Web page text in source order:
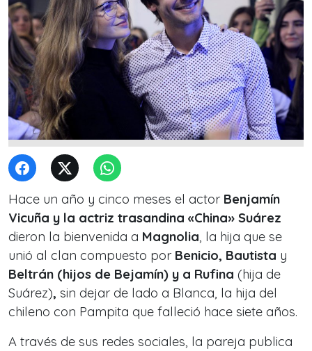
Hace un año y cinco meses el actor Benjamín
Vicuña y la actriz trasandina «China» Suárez
dieron la bienvenida a Magnolia, la hija que se
unió al clan compuesto por Benicio, Bautista y
Beltrán (hijos de Bejamín) y a Rufina (hija de
Suárez), sin dejar de lado a Blanca, la hija del
chileno con Pampita que falleció hace siete años.
A través de sus redes sociales, la pareja publica